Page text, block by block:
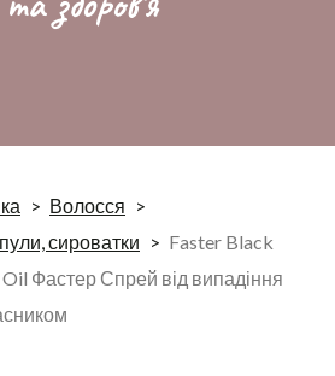
Волосся
сироватки
Faster Black
Фастер Спрей від випадіння